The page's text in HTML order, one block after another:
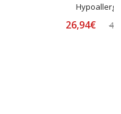
26,94€